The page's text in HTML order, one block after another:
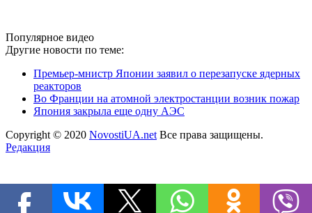
Популярное видео
Другие новости по теме:
Премьер-мнистр Японии заявил о перезапуске ядерных
реакторов
Во Франции на атомной электростанции возник пожар
Япония закрыла еще одну АЭС
Copyright © 2020 NovostiUA.net Все права защищены.
Редакция